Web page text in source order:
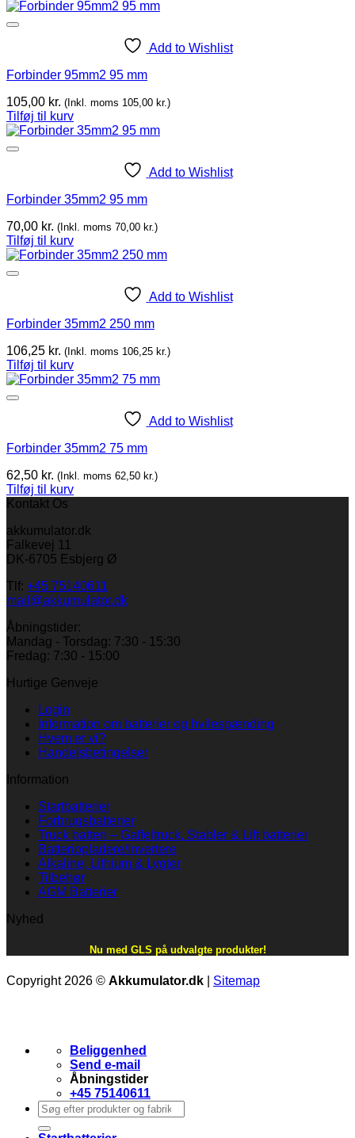
Add to Wishlist
Forbinder 95mm2 95 mm
105,00 kr. (Inkl. moms 105,00 kr.)
Tilføj til kurv
Add to Wishlist
Forbinder 35mm2 95 mm
70,00 kr. (Inkl. moms 70,00 kr.)
Tilføj til kurv
Add to Wishlist
Forbinder 35mm2 250 mm
106,25 kr. (Inkl. moms 106,25 kr.)
Tilføj til kurv
Add to Wishlist
Forbinder 35mm2 75 mm
62,50 kr. (Inkl. moms 62,50 kr.)
Tilføj til kurv
Kontakt Os
akkumulator.dk
Falkevej 11
DK-6705 Esbjerg Ø
Tlf: +45 75140611
mail@akkumulator.dk
Åbningstider:
Mandag - Torsdag: 7:30 - 15:30
Fredag: 7:30 - 15:00
Hurtige Genveje
Login
Information om batterier og hvilespænding
Hvem er vi?
Handelsbetingelser
Information
Startbatterier
Forbrugsbatterier
Truck batteri – Gaffeltruck, Stabler & Lift batterier
Batteriopladere/Invertere
Alkaline, Lithium & Lygter
Tilbehør
AGM Batterier
Nyhed
Nu med GLS på udvalgte produkter!
Copyright 2026 © Akkumulator.dk Sitemap
Beliggenhed
Send e-mail
Åbningstider
+45 75140611
Søg
efter: